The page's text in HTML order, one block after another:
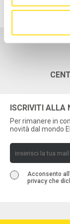
ISCRIVITI ALLA
Per rimanere in
novità dal mondo
Acconsento
privacy che